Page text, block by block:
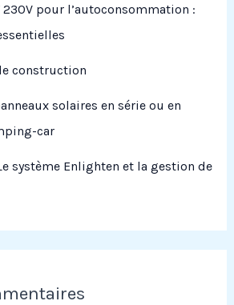
pour l’autoconsommation :
construction
solaires en série ou en
car
système Enlighten et la gestion de